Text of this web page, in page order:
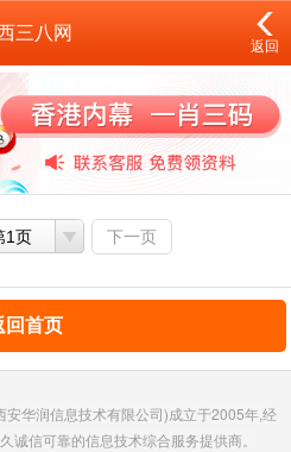
三八网
返回
1页 下一页
回首页
华润信息技术有限公司)成立于2005年,经
诚信可靠的信息技术综合服务提供商。